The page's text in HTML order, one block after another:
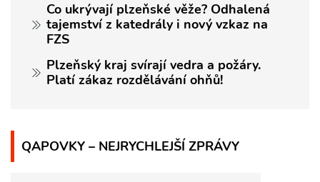
Co ukrývají plzeňské věže? Odhalená
tajemství z katedrály i nový vzkaz na
FZS
Plzeňský kraj svírají vedra a požáry.
Platí zákaz rozdělávání ohňů!
QAPOVKY – NEJRYCHLEJŠÍ ZPRÁVY